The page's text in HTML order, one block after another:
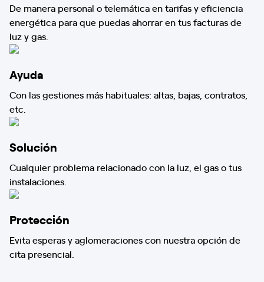
De manera personal o telemática en tarifas y eficiencia
energética para que puedas ahorrar en tus facturas de
luz y gas.
Ayuda
Con las gestiones más habituales: altas, bajas, contratos,
etc.
Solución
Cualquier problema relacionado con la luz, el gas o tus
instalaciones.
Protección
Evita esperas y aglomeraciones con nuestra opción de
cita presencial.